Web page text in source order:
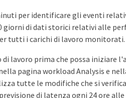
per identificare gli eventi
di dati storici relativi alle
tutti i carichi di lavoro monitorati.
lavoro prima che possa iniziare
pagina workload Analysis e
tutte le modifiche che si
di latenza ogni 24 ore